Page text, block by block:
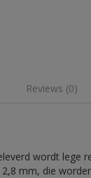
Reviews (0)
wordt lege
mm, die